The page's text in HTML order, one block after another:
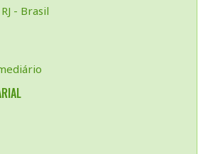
- Brasil